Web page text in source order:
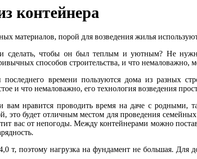
контейнера
материалов, порой для возведения жилья
сделать, чтобы он был теплым и уютным? Не
способов строительства, и что немаловажно,
времени пользуются дома из разных
и что немаловажно, его технология возведения
вам нравится проводить время на даче с родными,
это будет отличным местом для проведения
вас от непогоды. Между контейнерами можно
т, поэтому нагрузка на фундамент не большая. Для